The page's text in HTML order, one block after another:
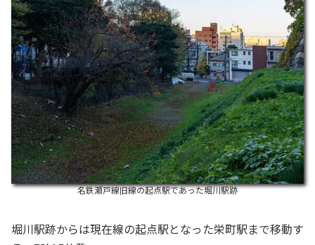
名鉄瀬戸線旧線の起点駅であった堀川駅跡
堀川駅跡からは現在線の起点駅となった栄町駅まで移動す